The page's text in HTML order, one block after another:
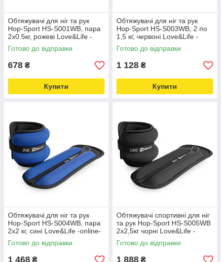
Обтяжувачі для ніг та рук
Hop-Sport HS-S001WB, пара
2x0.5кг, рожеві Love&Life -
online-multimarket-
Готово до відправки
678 ₴
Купити
Обтяжувачі для ніг та рук
Hop-Sport HS-S003WB, 2 по
1,5 кг, червоні Love&Life -
online-multimarket-
Готово до відправки
1 128 ₴
Купити
Обтяжувачі для ніг та рук
Hop-Sport HS-S004WB, пара
2х2 кг, сині Love&Life -online-
multimarket-
Готово до відправки
1 468 ₴
Обтяжувачі спортивні для ніг
та рук Hop-Sport HS-S005WB
2х2,5кг чорні Love&Life -
online-multimarket-
Готово до відправки
1 888 ₴